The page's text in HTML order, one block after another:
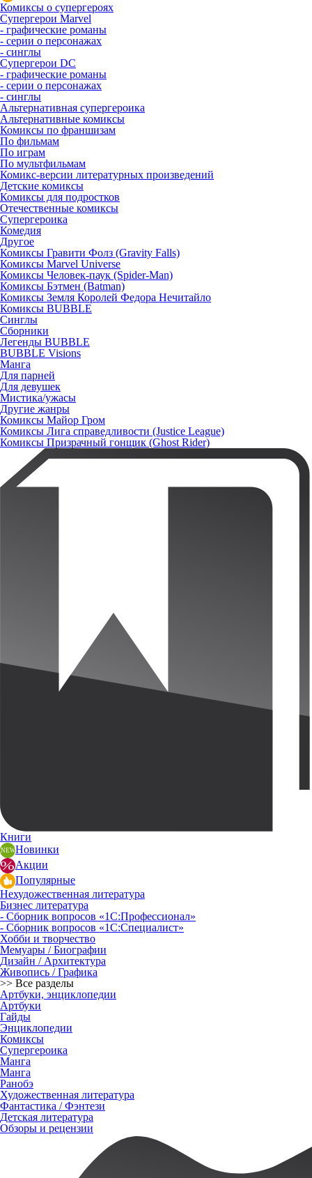
Комиксы о супергероях
Супергерои Marvel
- графические романы
- серии о персонажах
- синглы
Супергерои DC
- графические романы
- серии о персонажах
- синглы
Альтернативная супергероика
Альтернативные комиксы
Комиксы по франшизам
По фильмам
По играм
По мультфильмам
Комикс-версии литературных произведений
Детские комиксы
Комиксы для подростков
Отечественные комиксы
Супергероика
Комедия
Другое
Комиксы Гравити Фолз (Gravity Falls)
Комиксы Marvel Universe
Комиксы Человек-паук (Spider-Man)
Комиксы Бэтмен (Batman)
Комиксы Земля Королей Федора Нечитайло
Комиксы BUBBLE
Синглы
Сборники
Легенды BUBBLE
BUBBLE Visions
Манга
Для парней
Для девушек
Мистика/ужасы
Другие жанры
Комиксы Майор Гром
Комиксы Лига справедливости (Justice League)
Комиксы Призрачный гонщик (Ghost Rider)
Книги
Новинки
Акции
Популярные
Нехудожественная литература
Бизнес литература
- Сборник вопросов «1С:Профессионал»
- Сборник вопросов «1С:Специалист»
Хобби и творчество
Мемуары / Биографии
Дизайн / Архитектура
Живопись / Графика
>> Все разделы
Артбуки, энциклопедии
Артбуки
Гайды
Энциклопедии
Комиксы
Супергероика
Манга
Манга
Ранобэ
Художественная литература
Фантастика / Фэнтези
Детская литература
Обзоры и рецензии